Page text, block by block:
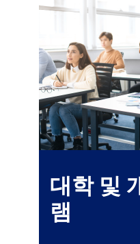
대학 및
램